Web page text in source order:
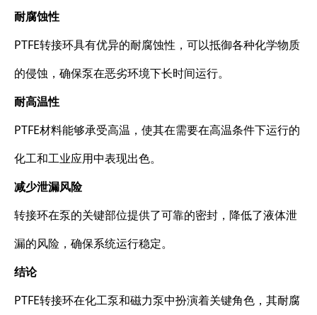
耐腐蚀性
PTFE转接环具有优异的耐腐蚀性，可以抵御各种化学物质
的侵蚀，确保泵在恶劣环境下长时间运行。
耐高温性
PTFE材料能够承受高温，使其在需要在高温条件下运行的
化工和工业应用中表现出色。
减少泄漏风险
转接环在泵的关键部位提供了可靠的密封，降低了液体泄
漏的风险，确保系统运行稳定。
结论
PTFE转接环在化工泵和磁力泵中扮演着关键角色，其耐腐